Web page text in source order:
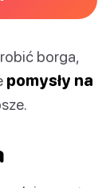
borga,
pomysły na